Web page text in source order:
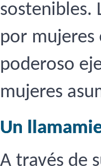
sostenibles.
por mujeres
poderoso
mujeres
Un
A través de